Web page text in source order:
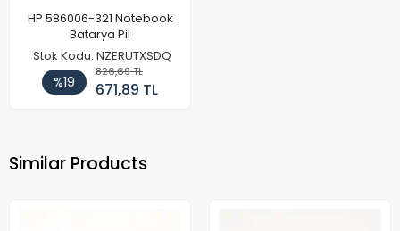
HP 586006-321 Notebook
Batarya Pil
Stok Kodu: NZERUTXSDQ
%19
826,69 TL
671,89 TL
Similar Products